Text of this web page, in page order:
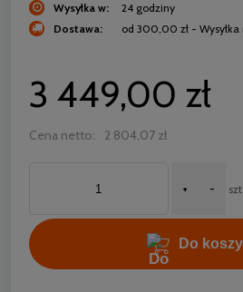
Wysyłka w:
24 godziny
Dostawa:
od 300,00 zł -
Cena nie zawiera ewentualnych
3 449,00 zł
Cena netto: 2 804,07 zł
+ - szt.
Do